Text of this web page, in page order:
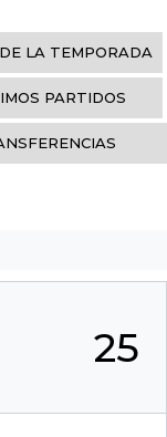
LA TEMPORADA
PARTIDOS
25